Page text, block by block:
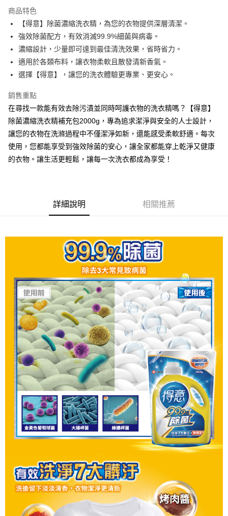
Apple Pay
街口支付
悠遊付
Google Pay
AFTEE先享後付
相關說明
【關於「AFTEE先享後付」】
AFTEE先享後付是「在收到商品之後才付款」的支付方式。 讓您購物簡單
便利好安心！
１．簡單：不需註冊會員、不需綁卡、不需儲值。
２．便利：只要手機號碼，簡訊認證，即可結帳。
結帳頁面，進行簡訊認證並確認金額後，即可完成結帳。
※ 請注意：結帳手續完成當下不需立刻繳費，但若您需要取消訂單，請聯絡
購買商品的店家。未經商家同意取消之訂單仍視為有效，需透過AFTEE先享
後付繳納相關費用。
※ 交易是否成功請以「AFTEE先享後付 」之結帳頁面顯示為準，若有關於
是否繳費成功／繳費後需取消欲退款等相關疑問，請聯繫「AFTEE先享後付
客戶支援中心」https://netprotections.freshdesk.com/support/home
【注意事項】
１．透過由恩沛科技股份有限公司提供之「AFTEE先享後付」服務完成之交
易，需依本服務之必要範圍內提供個人資料，並將交易相關給付款項請求債
權轉讓予恩沛科技股份有限公司。
２．關於個人資料處理事宜，請瀏覽以下網址：
https://aftee.tw/terms/#terms3
３．未成年的使用者請事先徵得法定代理人或監護人之同意方可使用
「AFTEE先享後付」，若未經同意申辦者引起之損失，本公司不負相關責
任。
４．使用「AFTEE先享後付」時，將依據個別帳號之用戶狀況，依本公司即
時審查核予不同之上限額度；若仍有額度不足之情形，本公司將視審查結果
請求用戶進行身份認證。
５．嚴禁一人註冊多個帳號或使用他人資訊註冊。若發現惡意使用之情形，
恩沛科技股份有限公司將有權停止該用戶之使用額度並採取法律行動。
付款後全家取貨
每筆NT$60，滿NT$599(含以上)免運費
7-11取貨付款
每筆NT$60，滿NT$599(含以上)免運費
每筆NT$60，滿NT$599(含以上)免運費
宅配
每筆NT$120，滿NT$899(含以上)免運費
商品特色
【得意】除菌濃縮洗衣精，為您的衣物提供深層清潔。
強效除菌配方，有效消滅99.9%細菌與病毒。
濃縮設計，少量即可達到最佳清洗效果，省時省力。
適用於各類布料，讓衣物柔軟且散發清新香氣。
選擇【得意】，讓您的洗衣體驗更專業、更安心。
銷售重點
在尋找一款能有效去除污漬並同時呵護衣物的洗衣精嗎？【得意】
除菌濃縮洗衣精補充包2000g，專為追求潔淨與安全的人士設計，
讓您的衣物在洗滌過程中不僅潔淨如新，還能感受柔軟舒適。每次
使用，您都能享受到強效除菌的安心，讓全家都能穿上乾淨又健康
的衣物。讓生活更輕鬆，讓每一次洗衣都成為享受！
詳細說明 相關推薦